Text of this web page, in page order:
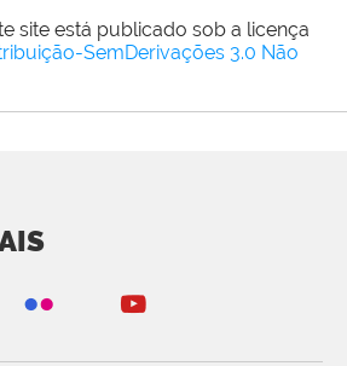
site está publicado sob a licença
SemDerivações 3.0 Não